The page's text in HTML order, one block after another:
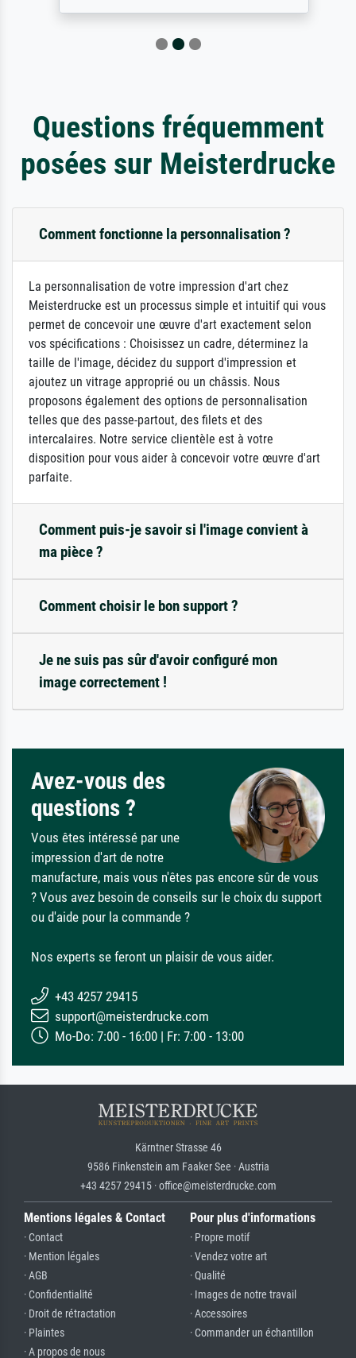
Questions fréquemment
posées sur Meisterdrucke
Comment fonctionne la personnalisation ?
La personnalisation de votre impression d'art chez
Meisterdrucke est un processus simple et intuitif qui vous
permet de concevoir une œuvre d'art exactement selon
vos spécifications : Choisissez un cadre, déterminez la
taille de l'image, décidez du support d'impression et
ajoutez un vitrage approprié ou un châssis. Nous
proposons également des options de personnalisation
telles que des passe-partout, des filets et des
intercalaires. Notre service clientèle est à votre
disposition pour vous aider à concevoir votre œuvre d'art
parfaite.
Comment puis-je savoir si l'image convient à
ma pièce ?
Comment choisir le bon support ?
Je ne suis pas sûr d'avoir configuré mon
image correctement !
Avez-vous des
questions ?
Vous êtes intéressé par une
impression d'art de notre
manufacture, mais vous n'êtes pas encore sûr de vous
? Vous avez besoin de conseils sur le choix du support
ou d'aide pour la commande ?
Nos experts se feront un plaisir de vous aider.
+43 4257 29415
support@meisterdrucke.com
Mo-Do: 7:00 - 16:00 | Fr: 7:00 - 13:00
Kärntner Strasse 46
9586 Finkenstein am Faaker See · Austria
+43 4257 29415 · office@meisterdrucke.com
Mentions légales & Contact
· Contact
· Mention légales
· AGB
· Confidentialité
· Droit de rétractation
· Plaintes
· A propos de nous
Pour plus d'informations
· Propre motif
· Vendez votre art
· Qualité
· Images de notre travail
· Accessoires
· Commander un échantillon